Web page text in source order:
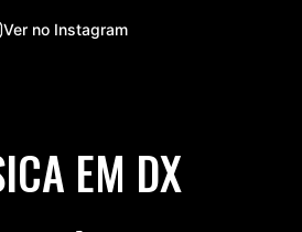
Ver no Instagram
EM DX